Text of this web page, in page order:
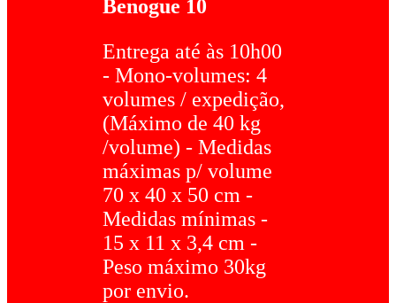
Benogue 10
Entrega até às 10h00
- Mono-volumes: 4
volumes / expedição,
(Máximo de 40 kg
/volume) - Medidas
máximas p/ volume
70 x 40 x 50 cm -
Medidas mínimas -
15 x 11 x 3,4 cm -
Peso máximo 30kg
por envio.